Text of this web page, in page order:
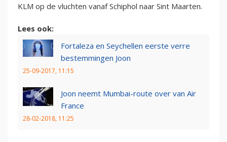
KLM op de vluchten vanaf Schiphol naar Sint Maarten.
Lees ook:
Fortaleza en Seychellen eerste verre
bestemmingen Joon
25-09-2017, 11:15
Joon neemt Mumbai-route over van Air
France
28-02-2018, 11:25